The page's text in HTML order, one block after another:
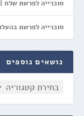
סוכרייה לפרשת שלח
סוכרייה לפרשת
נושאים נוספים